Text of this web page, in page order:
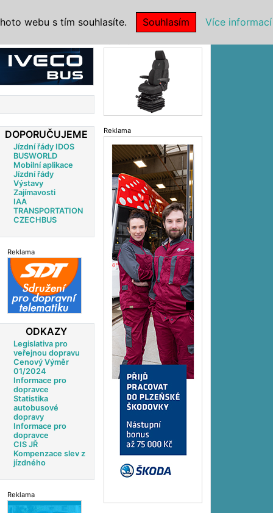
DOPORUČUJEME
Jízdní řády IDOS
BUSWORLD
Mobilní aplikace
Jízdní řády
Výstavy
Zajímavosti
IAA
TRANSPORTATION
CZECHBUS
Reklama
ODKAZY
Legislativa pro
veřejnou dopravu
Cenový Výměr
01/2024
Informace pro
dopravce
Statistika
autobusové
dopravy
Informace pro
dopravce
CIS JŘ
Kompenzace slev z
jízdného
Reklama
Reklama
webu s tím souhlasíte. Souhlasím Více informací